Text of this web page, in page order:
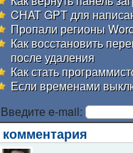
CHAT GPT для
Пропали регионы
Как восстановить
после удаления
Как стать
Если временами
Введите e-mail:
комментария